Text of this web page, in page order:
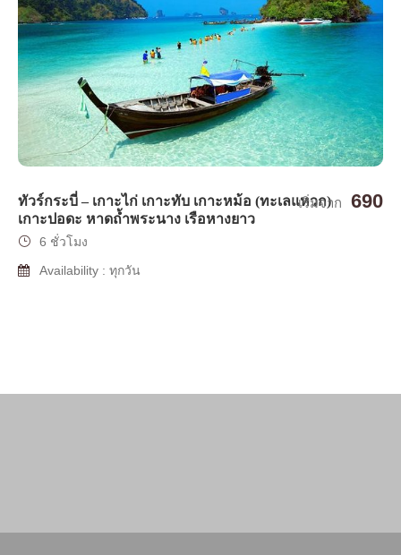
ทัวร์กระบี่ – เกาะไก่ เกาะทับ เกาะหม้อ (ทะเลแหวก)
เกาะปอดะ หาดถ้ำพระนาง เรือหางยาว
เริ่มจาก 690
6 ชั่วโมง
Availability : ทุกวัน